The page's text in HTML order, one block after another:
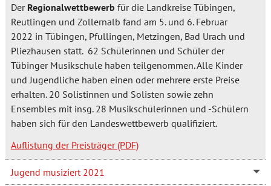
Der Regionalwettbewerb für die Landkreise Tübingen,
Reutlingen und Zollernalb fand am 5. und 6. Februar
2022 in Tübingen, Pfullingen, Metzingen, Bad Urach und
Pliezhausen statt. 62 Schülerinnen und Schüler der
Tübinger Musikschule haben teilgenommen. Alle Kinder
und Jugendliche haben einen oder mehrere erste Preise
erhalten. 20 Solistinnen und Solisten sowie zehn
Ensembles mit insg. 28 Musikschülerinnen und -Schülern
haben sich für den Landeswettbewerb qualifiziert.
Auflistung der Preisträger
Jugend musiziert 2021